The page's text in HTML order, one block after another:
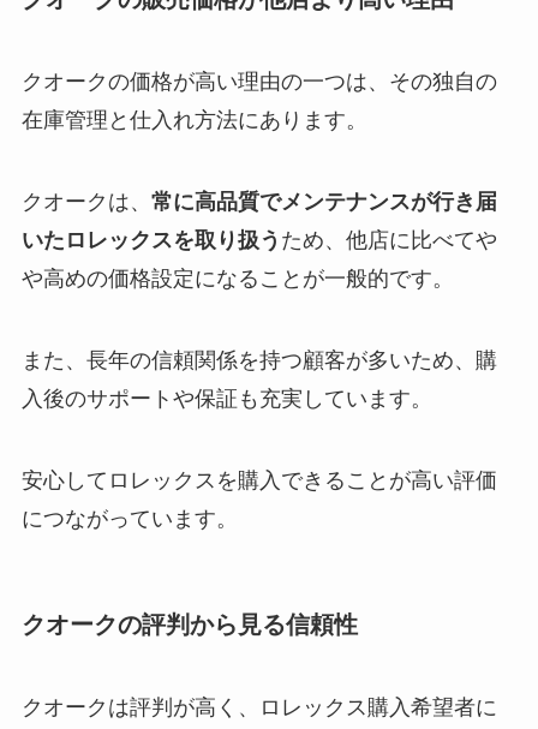
クオークの価格が高い理由の一つは、その独自の
在庫管理と仕入れ方法にあります。
クオークは、 常に高品質でメンテナンスが行き届
いたロレックスを取り扱う ため、他店に比べてや
や高めの価格設定になることが一般的です。
また、長年の信頼関係を持つ顧客が多いため、購
入後のサポートや保証も充実しています。
安心してロレックスを購入できることが高い評価
につながっています。
クオークの評判から見る信頼性
クオークは評判が高く、ロレックス購入希望者に